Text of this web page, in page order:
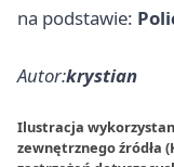
na podstawie:
Autor:krystian
Ilustracja
zewnętrznego źródła